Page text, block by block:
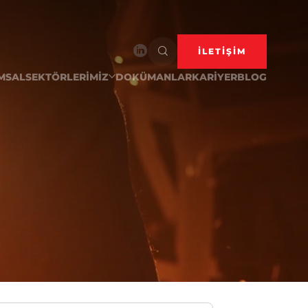
İLETİŞİM
SEKTÖRLERİMİZ DOKÜMANLARKARİYERBLOG
illo saepe nulla, quaerat